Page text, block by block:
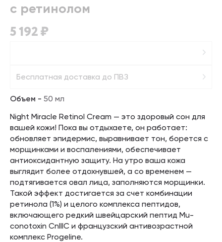
с ретинолом
5 192 ₽
Бесплатная доставка до ПВЗ
Объем - 50 мл
Night Miracle Retinol Cream — это здоровый сон для
вашей кожи! Пока вы отдыхаете, он работает:
обновляет эпидермис, выравнивает тон, борется с
морщинками и воспалениями, обеспечивает
антиоксидантную защиту. На утро ваша кожа
выглядит более отдохнувшей, а со временем —
подтягивается овал лица, заполняются морщинки.
Такой эффект достигается за счет комбинации
ретинола (1%) и целого комплекса пептидов,
включающего редкий швейцарский пептид Mu-
conotoxin CnIIIC и французский антивозрастной
комплекс Progeline.